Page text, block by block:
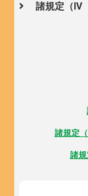
諸規定（IV
諸規定
諸